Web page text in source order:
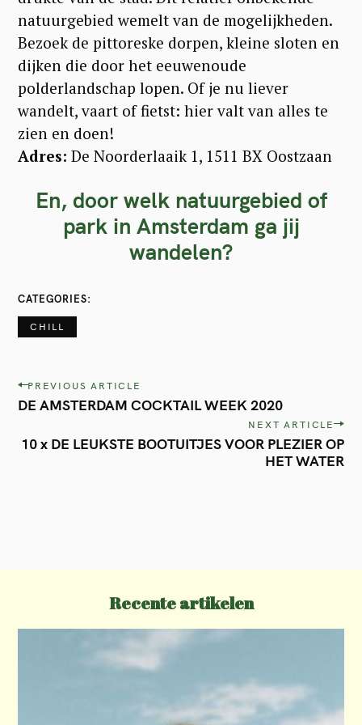
natuurgebied wemelt van de mogelijkheden.
Bezoek de pittoreske dorpen, kleine sloten en
dijken die door het eeuwenoude
polderlandschap lopen. Of je nu liever
wandelt, vaart of fietst: hier valt van alles te
zien en doen!
Adres: De Noorderlaaik 1, 1511 BX Oostzaan
En, door welk natuurgebied of
park in Amsterdam ga jij
wandelen?
CATEGORIES
CHILL
P
o
s
PREVIOUS ARTICLE
DE AMSTERDAM COCKTAIL WEEK 2020
NEXT ARTICLE
10 x DE LEUKSTE BOOTUITJES VOOR PLEZIER OP
HET WATER
Recente artikelen